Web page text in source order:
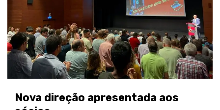
Nova direção apresentada aos